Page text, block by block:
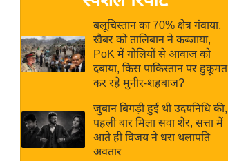
News in
Hindi
Hindi
Videos
राय
बजट
IPL
2026
बलूचिस्तान का 70% क्षेत्र गंवाया,
खैबर को तालिबान ने कब्जाया,
PoK में गोलियों से आवाज को
दबाया, किस पाकिस्तान पर हुकूमत
कर रहे मुनीर-शहबाज?
जुबान बिगड़ी हुई थी उदयनिधि की,
पहली बार मिला सवा शेर, सत्ता में
आते ही विजय ने धरा थलापति
अवतार